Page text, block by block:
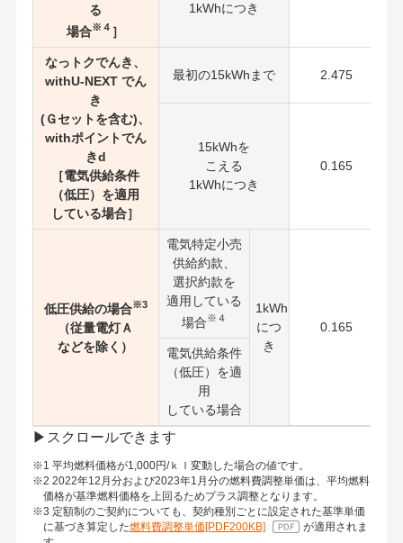
る
場合※４ ］
1kWhにつき
なっトクでんき、
withU-NEXT でん
き
(Ｇセットを含む)、
withポイントでん
きd
［電気供給条件
（低圧）を適用
している場合］
最初の15kWhまで 2.475
15kWhを
こえる
1kWhにつき
0.165
低圧供給の場合※3
（従量電灯Ａ
などを除く）
電気特定小売
供給約款、
選択約款を
適用している
場合※４
1kWh
につ
き
0.165
電気供給条件
（低圧）を適
用
している場合
※1 平均燃料価格が1,000円/ｋｌ変動した場合の値です。
※2 2022年12月分および2023年1月分の燃料費調整単価は、平均燃料
価格が基準燃料価格を上回るためプラス調整となります。
※3 定額制のご契約についても、契約種別ごとに設定された基準単価
に基づき算定した燃料費調整単価[PDF200KB]
が適用されま